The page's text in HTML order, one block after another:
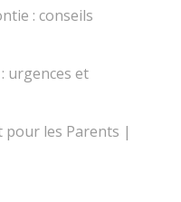
: conseils
urgences et
pour les Parents |